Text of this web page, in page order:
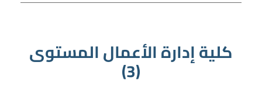
كلية إدارة الأعمال المستوى
(3)